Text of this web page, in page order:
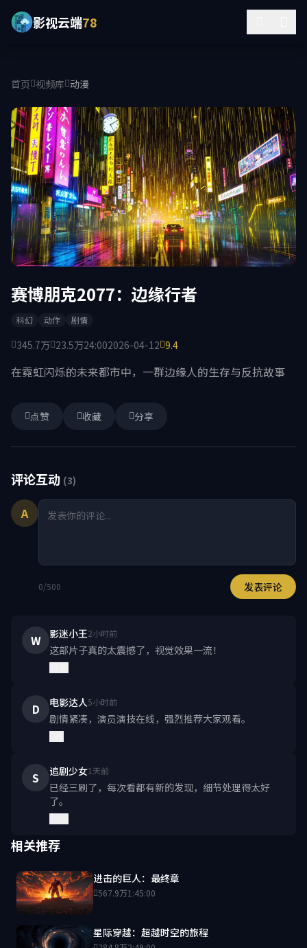
影视云端78
首页 视频库 动漫
赛博朋克2077：边缘行者
科幻 动作 剧情
345.7万 23.5万24:002026-04-12 9.4
在霓虹闪烁的未来都市中，一群边缘人的生存与反抗故事
点赞 收藏 分享
评论互动 (3)
A
0/500 发表评论
W 影迷小王2小时前
这部片子真的太震撼了，视觉效果一流！
D 电影达人5小时前
剧情紧凑，演员演技在线，强烈推荐大家观看。
S 追剧少女1天前
已经三刷了，每次看都有新的发现，细节处理得太好
了。
相关推荐
进击的巨人：最终章
567.9万1:45:00
星际穿越：超越时空的旅程